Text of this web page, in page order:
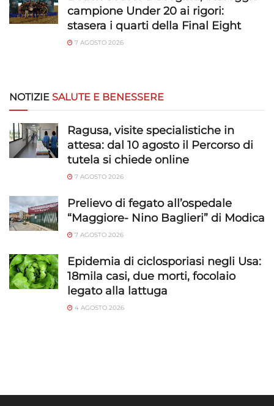
campione Under 20 ai rigori:
stasera i quarti della Final Eight
7 AGOSTO 2026
NOTIZIE SALUTE E BENESSERE
Ragusa, visite specialistiche in
attesa: dal 10 agosto il Percorso di
tutela si chiede online
7 AGOSTO 2026
Prelievo di fegato all’ospedale
“Maggiore- Nino Baglieri” di Modica
7 AGOSTO 2026
Epidemia di ciclosporiasi negli Usa:
18mila casi, due morti, focolaio
legato alla lattuga
4 AGOSTO 2026